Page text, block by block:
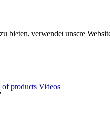
bieten, verwendet unsere
of products Videos